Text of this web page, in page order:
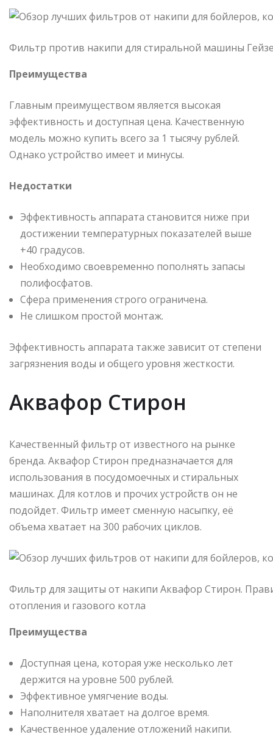
Фильтр против накипи для стиральной машины
Преимущества
Главным преимуществом является высокая
эффективность и доступная цена. Качественную
модель можно купить всего за 1 тысячу рублей.
Однако устройство имеет и минусы.
Недостатки
Эффективность аппарата становится ниже при
достижении температурных показателей выше
+40 градусов.
Необходимо своевременно пополнять запасы
полифосфатов.
Сфера применения строго ограничена.
Не слишком простой монтаж.
Эффективность аппарата также зависит от степени
загрязнения воды и общего уровня жесткости.
Аквафор Стирон
Качественный фильтр от известного на рынке
бренда. Аквафор Стирон предназначается для
использования в посудомоечных и стиральных
машинах. Для котлов и прочих устройств он не
подойдет. Фильтр имеет сменную насыпку, её
объема хватает на 300 рабочих циклов.
Фильтр для защиты от накипи Аквафор Стирон.
отопления и газового котла
Преимущества
Доступная цена, которая уже несколько лет
держится на уровне 500 рублей.
Эффективное умягчение воды.
Наполнителя хватает на долгое время.
Качественное удаление отложений накипи.